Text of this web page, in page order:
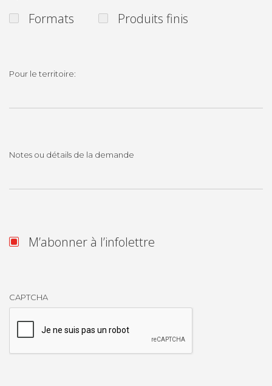
Formats Produits finis
Pour le territoire:
Notes ou détails de la demande
M’abonner à l’infolettre
CAPTCHA